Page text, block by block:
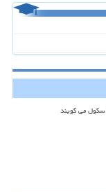
می گویند